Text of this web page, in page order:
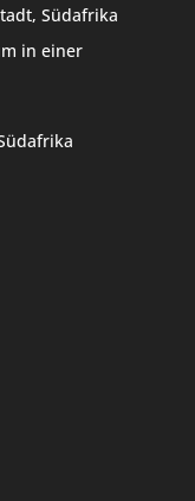
Südafrika
in einer